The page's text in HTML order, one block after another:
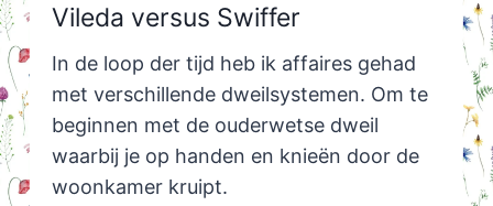
Vileda versus Swiffer
In de loop der tijd heb ik affaires gehad
met verschillende dweilsystemen. Om te
beginnen met de ouderwetse dweil
waarbij je op handen en knieën door de
woonkamer kruipt.